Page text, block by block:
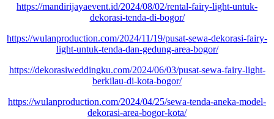
https://mandirijayaevent.id/2024/08/02/rental-fairy-light-untuk-
dekorasi-tenda-di-bogor/
https://wulanproduction.com/2024/11/19/pusat-sewa-dekorasi-fairy-
light-untuk-tenda-dan-gedung-area-bogor/
https://dekorasiweddingku.com/2024/06/03/pusat-sewa-fairy-light-
berkilau-di-kota-bogor/
https://wulanproduction.com/2024/04/25/sewa-tenda-aneka-model-
dekorasi-area-bogor-kota/